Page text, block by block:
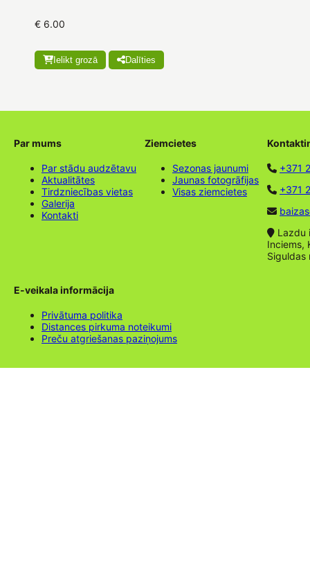
€ 6.00
Ielikt grozā Dalīties
Par mums
Par stādu audzētavu
Aktualitātes
Tirdzniecības vietas
Galerija
Kontakti
Ziemcietes
Sezonas jaunumi
Jaunas fotogrāfijas
Visas ziemcietes
+371
+371
Lazdu
Inciems,
Siguldas
E-veikala informācija
Privātuma politika
Distances pirkuma noteikumi
Preču atgriešanas paziņojums